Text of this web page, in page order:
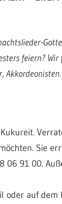
feiern?
Sie
06 91 00.
oder auf dem